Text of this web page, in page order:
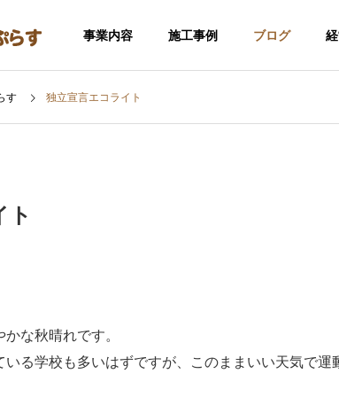
事業内容 施工事例 ブログ
す 独立宣言エコライト
ト
な秋晴れです。
る学校も多いはずですが、このままいい天気で運